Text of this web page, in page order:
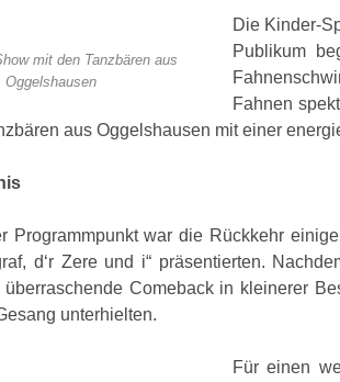
mit den Tanzbären aus
Oggelshausen
Die Kinder-
Publikum
Fahnen
aus Oggelshausen mit einer
Programmpunkt war die Rückkehr
d‘r Zere und i“ präsentierten.
überraschende Comeback in kleinerer
unterhielten.
Für einen